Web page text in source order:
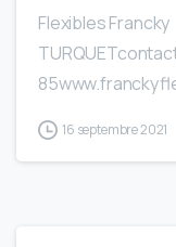
Flexibles Francky
16 septembre 2021